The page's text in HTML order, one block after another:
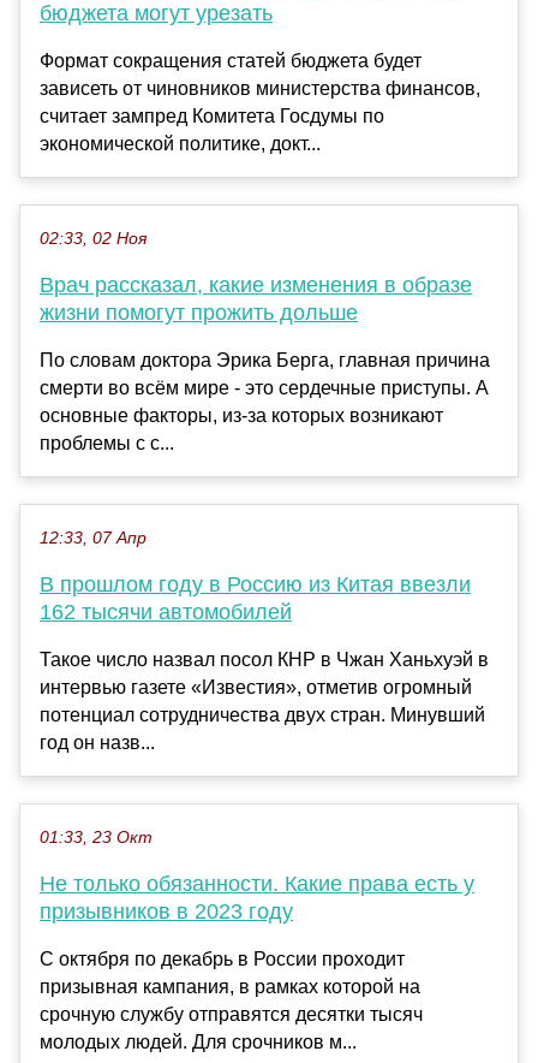
бюджета могут урезать
Формат сокращения статей бюджета будет
зависеть от чиновников министерства финансов,
считает зампред Комитета Госдумы по
экономической политике, докт...
02:33, 02 Ноя
Врач рассказал, какие изменения в образе
жизни помогут прожить дольше
По словам доктора Эрика Берга, главная причина
смерти во всём мире - это сердечные приступы. А
основные факторы, из-за которых возникают
проблемы с с...
12:33, 07 Апр
В прошлом году в Россию из Китая ввезли
162 тысячи автомобилей
Такое число назвал посол КНР в Чжан Ханьхуэй в
интервью газете «Известия», отметив огромный
потенциал сотрудничества двух стран. Минувший
год он назв...
01:33, 23 Окт
Не только обязанности. Какие права есть у
призывников в 2023 году
С октября по декабрь в России проходит
призывная кампания, в рамках которой на
срочную службу отправятся десятки тысяч
молодых людей. Для срочников м...